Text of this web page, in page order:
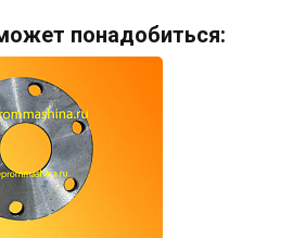
понадобиться: